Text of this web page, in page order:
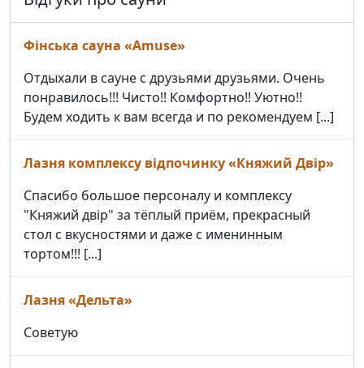
Фінська сауна «Amuse»
Отдыхали в сауне с друзьями друзьями. Очень
понравилось!!! Чисто!! Комфортно!! Уютно!!
Будем ходить к вам всегда и по рекомендуем [...]
Лазня комплексу відпочинку «Княжий Двір»
Спасибо большое персоналу и комплексу
"Княжий двір" за тёплый приём, прекрасный
стол с вкусностями и даже с именинным
тортом!!! [...]
Лазня «Дельта»
Советую